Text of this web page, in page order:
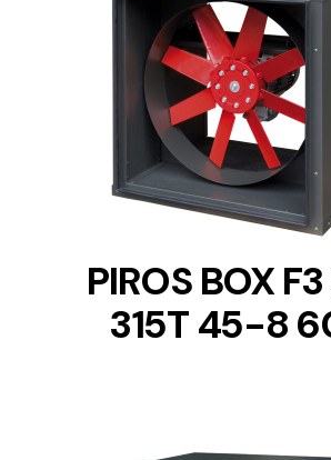
DETAILS
PIROS BOX
315T 45-8